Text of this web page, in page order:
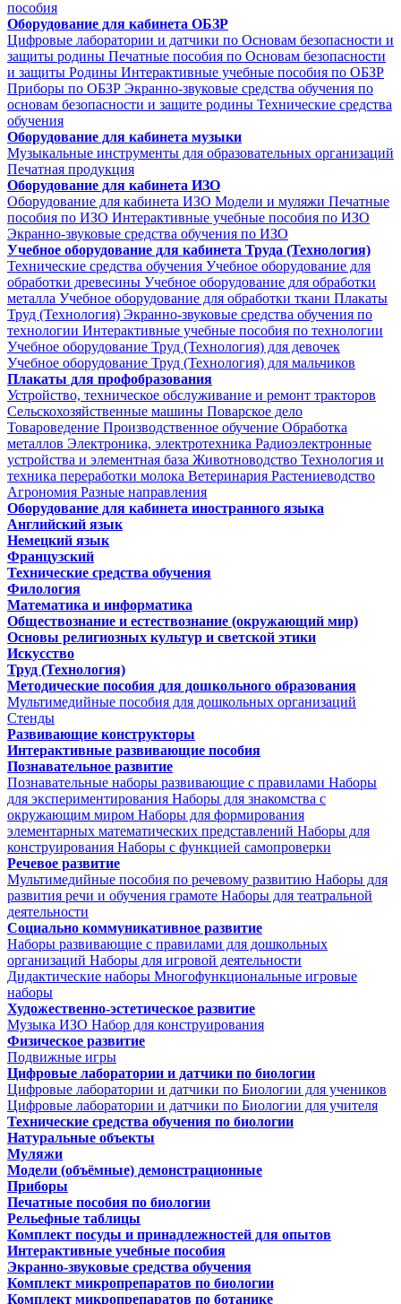
пособия
Оборудование для кабинета ОБЗР
Цифровые лаборатории и датчики по Основам безопасности и
защиты родины Печатные пособия по Основам безопасности
и защиты Родины Интерактивные учебные пособия по ОБЗР
Приборы по ОБЗР Экранно-звуковые средства обучения по
основам безопасности и защите родины Технические средства
обучения
Оборудование для кабинета музыки
Музыкальные инструменты для образовательных организаций
Печатная продукция
Оборудование для кабинета ИЗО
Оборудование для кабинета ИЗО Модели и муляжи Печатные
пособия по ИЗО Интерактивные учебные пособия по ИЗО
Экранно-звуковые средства обучения по ИЗО
Учебное оборудование для кабинета Труда (Технология)
Технические средства обучения Учебное оборудование для
обработки древесины Учебное оборудование для обработки
металла Учебное оборудование для обработки ткани Плакаты
Труд (Технология) Экранно-звуковые средства обучения по
технологии Интерактивные учебные пособия по технологии
Учебное оборудование Труд (Технология) для девочек
Учебное оборудование Труд (Технология) для мальчиков
Плакаты для профобразования
Устройство, техническое обслуживание и ремонт тракторов
Сельскохозяйственные машины Поварское дело
Товароведение Производственное обучение Обработка
металлов Электроника, электротехника Радиоэлектронные
устройства и элементная база Животноводство Технология и
техника переработки молока Ветеринария Растениеводство
Агрономия Разные направления
Оборудование для кабинета иностранного языка
Английский язык
Немецкий язык
Французский
Технические средства обучения
Филология
Математика и информатика
Обществознание и естествознание (окружающий мир)
Основы религиозных культур и светской этики
Искусство
Труд (Технология)
Методические пособия для дошкольного образования
Мультимедийные пособия для дошкольных организаций
Стенды
Развивающие конструкторы
Интерактивные развивающие пособия
Познавательное развитие
Познавательные наборы развивающие с правилами Наборы
для экспериментирования Наборы для знакомства с
окружающим миром Наборы для формирования
элементарных математических представлений Наборы для
конструирования Наборы с функцией самопроверки
Речевое развитие
Мультимедийные пособия по речевому развитию Наборы для
развития речи и обучения грамоте Наборы для театральной
деятельности
Социально коммуникативное развитие
Наборы развивающие с правилами для дошкольных
организаций Наборы для игровой деятельности
Дидактические наборы Многофункциональные игровые
наборы
Художественно-эстетическое развитие
Музыка ИЗО Набор для конструирования
Физическое развитие
Подвижные игры
Цифровые лаборатории и датчики по биологии
Цифровые лаборатории и датчики по Биологии для учеников
Цифровые лаборатории и датчики по Биологии для учителя
Технические средства обучения по биологии
Натуральные объекты
Муляжи
Модели (объёмные) демонстрационные
Приборы
Печатные пособия по биологии
Рельефные таблицы
Комплект посуды и принадлежностей для опытов
Интерактивные учебные пособия
Экранно-звуковые средства обучения
Комплект микропрепаратов по биологии
Комплект микропрепаратов по ботанике